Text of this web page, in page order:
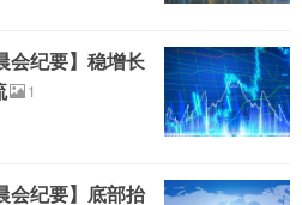
会纪要】稳增长
1
会纪要】底部抬